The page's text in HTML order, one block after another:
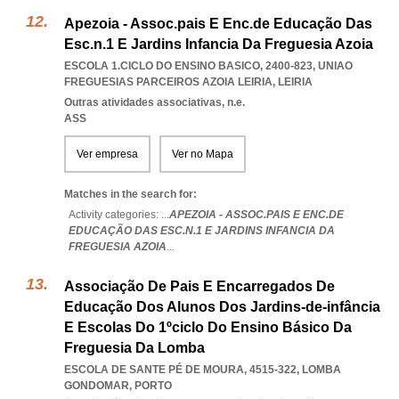
Apezoia - Assoc.pais E Enc.de Educação Das
Esc.n.1 E Jardins Infancia Da Freguesia Azoia
ESCOLA 1.CICLO DO ENSINO BASICO, 2400-823, UNIAO
FREGUESIAS PARCEIROS AZOIA LEIRIA, LEIRIA
Outras atividades associativas, n.e.
ASS
Ver empresa Ver no Mapa
Matches in the search for:
Activity categories: ...APEZOIA - ASSOC.PAIS E ENC.DE
EDUCAÇÃO DAS ESC.N.1 E JARDINS INFANCIA DA
FREGUESIA AZOIA...
Associação De Pais E Encarregados De
Educação Dos Alunos Dos Jardins-de-infância
E Escolas Do 1ºciclo Do Ensino Básico Da
Freguesia Da Lomba
ESCOLA DE SANTE PÉ DE MOURA, 4515-322, LOMBA
GONDOMAR, PORTO